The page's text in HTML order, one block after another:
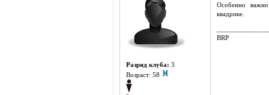
Разряд клуба: 3
Возраст: 58
Особенно
квадрике.
BRP